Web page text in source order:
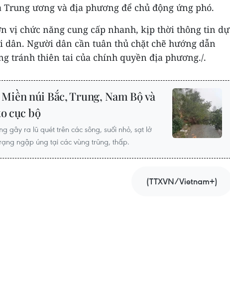
Trung ương và địa phương để chủ động ứng phó.
vị chức năng cung cấp nhanh, kịp thời thông tin dự
dân. Người dân cần tuân thủ chặt chẽ hướng dẫn
tránh thiên tai của chính quyền địa phương./.
núi Bắc, Trung, Nam Bộ và
cục bộ
gây ra lũ quét trên các sông, suối nhỏ, sạt lở
ngập úng tại các vùng trũng, thấp.
(TTXVN/Vietnam+)